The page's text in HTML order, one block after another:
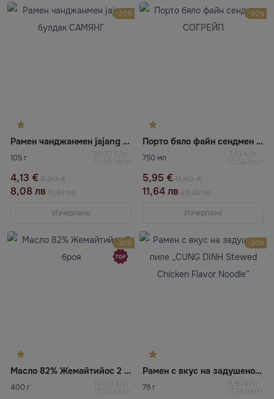
-30%
Рамен чанджанмен jajang булдак САМЯНГ
105 г 39,33 €/кг
76,95 лв/кг
4,13 €
8,08 лв
Изчерпано
-50%
Порто бяло файн сендмен СОГРЕЙП
750 мл 7,93 €/л
15,52 лв/л
5,95 €
11,64 лв
Изчерпано
-20%
Масло 82% Жемайтийос 2 броя
400 г 10,00 €/кг
19,55 лв/кг
-30%
Рамен с вкус на задушено пиле „CUNG DINH Stewed Chicken Flavor Noodle“
79 г 8,86 €/кг
17,34 лв/кг